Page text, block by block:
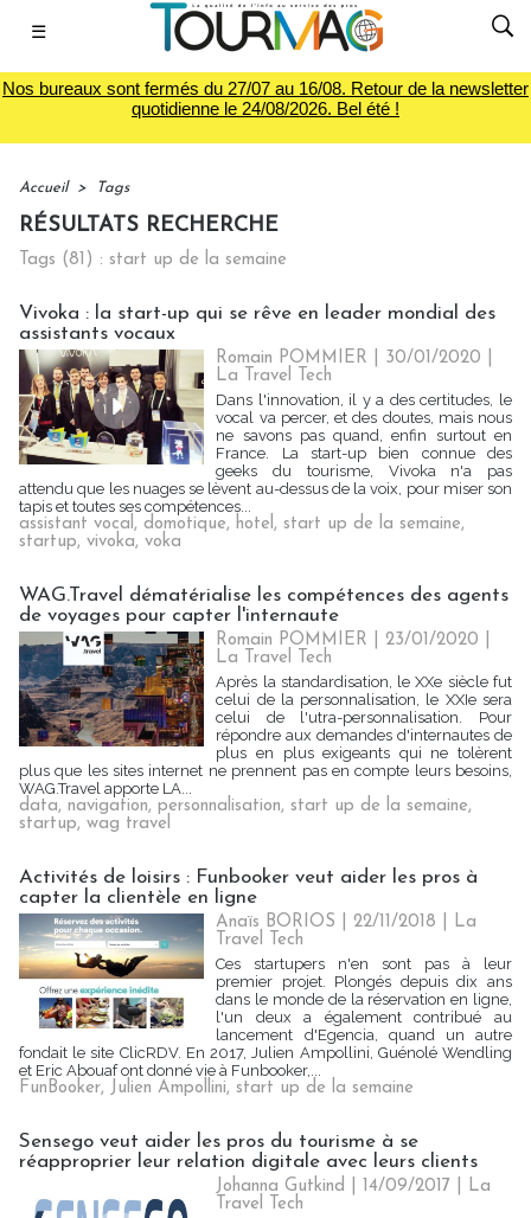
☰
Nos bureaux sont fermés du 27/07 au 16/08. Retour de la newsletter
quotidienne le 24/08/2026. Bel été !
Accueil > Tags
RÉSULTATS RECHERCHE
Tags (81) : start up de la semaine
Vivoka : la start-up qui se rêve en leader mondial des
assistants vocaux
Romain POMMIER | 30/01/2020
La Travel Tech
Dans l'innovation, il y a des certitudes, le
vocal va percer, et des doutes, mais nous
ne savons pas quand, enfin surtout en
France. La start-up bien connue des
geeks du tourisme, Vivoka n'a pas
attendu que les nuages se lèvent au-dessus de la voix, pour miser son
tapis et toutes ses compétences...
assistant vocal, domotique, hotel, start up de la semaine,
startup, vivoka, voka
WAG.Travel dématérialise les compétences des agents
de voyages pour capter l'internaute
Romain POMMIER | 23/01/2020
La Travel Tech
Après la standardisation, le XXe siècle fut
celui de la personnalisation, le XXIe sera
celui de l'utra-personnalisation. Pour
répondre aux demandes d'internautes de
plus en plus exigeants qui ne tolèrent
plus que les sites internet ne prennent pas en compte leurs besoins,
WAG.Travel apporte LA...
data, navigation, personnalisation, start up de la semaine,
startup, wag travel
Activités de loisirs : Funbooker veut aider les pros à
capter la clientèle en ligne
Anaïs BORIOS | 22/11/2018
La
Travel Tech
Ces startupers n'en sont pas à leur
premier projet. Plongés depuis dix ans
dans le monde de la réservation en ligne,
l'un deux a également contribué au
lancement d'Egencia, quand un autre
fondait le site ClicRDV. En 2017, Julien Ampollini, Guénolé Wendling
et Eric Abouaf ont donné vie à Funbooker,...
FunBooker, Julien Ampollini, start up de la semaine
Sensego veut aider les pros du tourisme à se
réapproprier leur relation digitale avec leurs clients
Johanna Gutkind | 14/09/2017
La
Travel Tech